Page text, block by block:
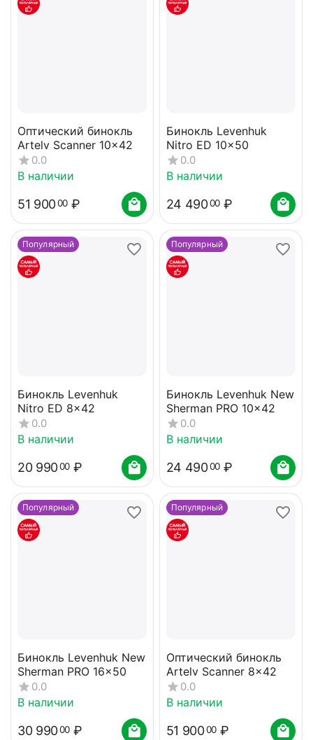
Оптический бинокль
Artelv Scanner 10x42
0.0
В наличии
51 90000 ₽
Бинокль Levenhuk
Nitro ED 10x50
0.0
В наличии
24 49000 ₽
Популярный
Бинокль Levenhuk
Nitro ED 8x42
0.0
В наличии
20 99000 ₽
Популярный
Бинокль Levenhuk New
Sherman PRO 10x42
0.0
В наличии
24 49000 ₽
Популярный
Бинокль Levenhuk New
Sherman PRO 16x50
0.0
В наличии
30 99000 ₽
Популярный
Оптический бинокль
Artelv Scanner 8x42
0.0
В наличии
51 90000 ₽